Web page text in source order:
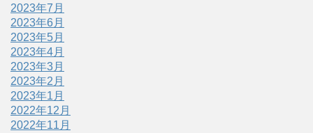
2023年7月
2023年6月
2023年5月
2023年4月
2023年3月
2023年2月
2023年1月
2022年12月
2022年11月